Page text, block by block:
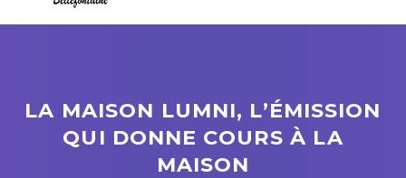
LA MAISON LUMNI, L’ÉMISSION
QUI DONNE COURS À LA
MAISON